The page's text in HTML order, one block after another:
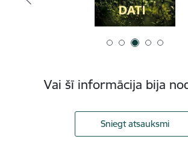
Vai šī informācija bija
Sniegt atsauksmi